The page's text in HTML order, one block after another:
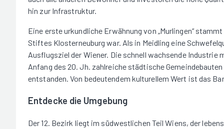
hin zur Infrastruktur.
Eine erste urkundliche Erwähnung von „Murlingen“
Stiftes Klosterneuburg war. Als in Meidling eine
Ausflugsziel der Wiener. Die schnell wachsende
Anfang des 20. Jh. zahlreiche städtische
entstanden. Von bedeutendem kulturellem Wert ist das
Entdecke die Umgebung
Der 12. Bezirk liegt im südwestlichen Teil Wiens, der